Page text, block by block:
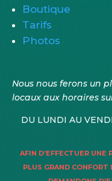
Boutique
Tarifs
Photos
Nous nous ferons un
locaux aux horaires
DU LUNDI AU
AFIN D’EFFECTUER
PLUS GRAND